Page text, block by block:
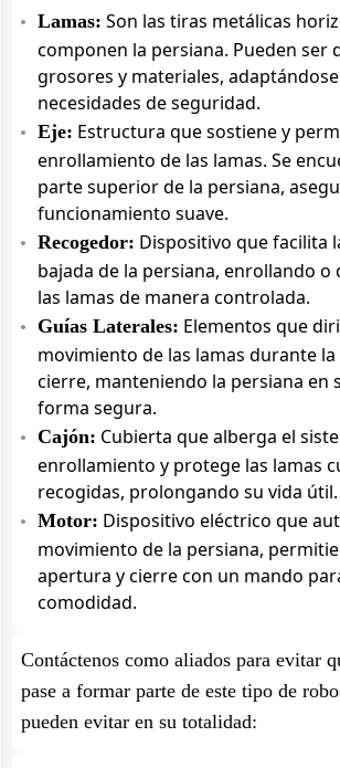
Lamas: Son las tiras metálicas
componen la persiana. Pueden ser
grosores y materiales,
necesidades de seguridad.
Eje: Estructura que sostiene y
enrollamiento de las lamas. Se
parte superior de la persiana,
funcionamiento suave.
Recogedor: Dispositivo que facilita
bajada de la persiana, enrollando o
las lamas de manera controlada.
Guías Laterales: Elementos que
movimiento de las lamas durante
cierre, manteniendo la persiana en
forma segura.
Cajón: Cubierta que alberga el
enrollamiento y protege las lamas
recogidas, prolongando su vida útil.
Motor: Dispositivo eléctrico que
movimiento de la persiana,
apertura y cierre con un mando
comodidad.
Contáctenos como aliados para evitar
pase a formar parte de este tipo de
pueden evitar en su totalidad: